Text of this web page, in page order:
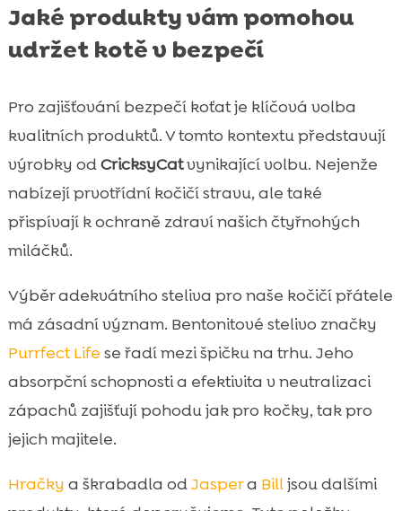
Jaké produkty vám pomohou
udržet kotě v bezpečí
Pro zajišťování bezpečí koťat je klíčová volba
kvalitních produktů. V tomto kontextu představují
výrobky odCricksyCatvynikající volbu. Nejenže
nabízejí prvotřídní kočičí stravu, ale také
přispívají k ochraně zdraví našich čtyřnohých
miláčků.
Výběr adekvátního steliva pro naše kočičí přátele
má zásadní význam. Bentonitové stelivo značky
Purrfect Life se řadí mezi špičku na trhu. Jeho
absorpční schopnosti a efektivita v neutralizaci
zápachů zajišťují pohodu jak pro kočky, tak pro
jejich majitele.
Hračky a škrabadla odJaspera Billjsou dalšími